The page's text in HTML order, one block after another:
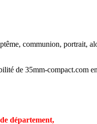
communion, portrait,
de 35mm-compact.com
département,